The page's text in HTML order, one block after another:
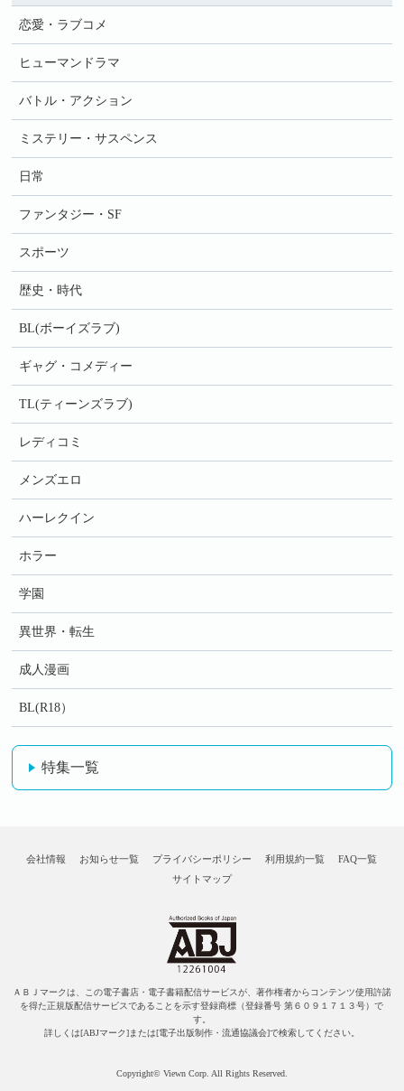
恋愛・ラブコメ
ヒューマンドラマ
バトル・アクション
ミステリー・サスペンス
日常
ファンタジー・SF
スポーツ
歴史・時代
BL(ボーイズラブ)
ギャグ・コメディー
TL(ティーンズラブ)
レディコミ
メンズエロ
ハーレクイン
ホラー
学園
異世界・転生
成人漫画
BL(R18）
特集一覧
会社情報 お知らせ一覧 プライバシーポリシー 利用規約一覧
FAQ一覧
サイトマップ
ＡＢＪマークは、この電子書店・電子書籍配信サービスが、著作権者からコンテンツ使用許諾
を得た正規版配信サービスであることを示す登録商標（登録番号 第６０９１７１３号）で
す。
詳しくは[ABJマーク]または[電子出版制作・流通協議会]で検索してください。
Copyright© Viewn Corp. All Rights Reserved.